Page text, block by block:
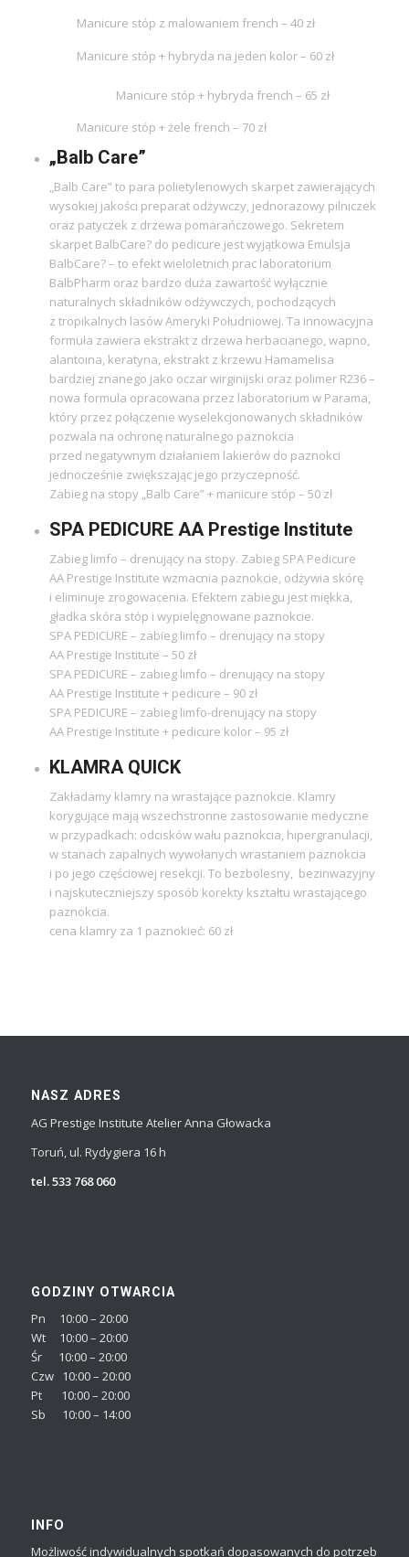
Manicure stóp z malowaniem french – 40 zł
Manicure stóp + hybryda na jeden kolor – 60 zł
Manicure stóp + hybryda french – 65 zł
Manicure stóp + żele french – 70 zł
„Balb Care”
„Balb Care” to para polietylenowych skarpet zawierających
wysokiej jakości preparat odżywczy, jednorazowy pilniczek
oraz patyczek z drzewa pomarańczowego. Sekretem
skarpet BalbCare? do pedicure jest wyjątkowa Emulsja
BalbCare? – to efekt wieloletnich prac laboratorium
BalbPharm oraz bardzo duża zawartość wyłącznie
naturalnych składników odżywczych, pochodzących
z tropikalnych lasów Ameryki Południowej. Ta innowacyjna
formuła zawiera ekstrakt z drzewa herbacianego, wapno,
alantoina, keratyna, ekstrakt z krzewu Hamamelisa
bardziej znanego jako oczar wirginijski oraz polimer R236 –
nowa formula opracowana przez laboratorium w Parama,
który przez połączenie wyselekcjonowanych składników
pozwala na ochronę naturalnego paznokcia
przed negatywnym działaniem lakierów do paznokci
jednocześnie zwiększając jego przyczepność.
Zabieg na stopy „Balb Care” + manicure stóp – 50 zł
SPA PEDICURE AA Prestige Institute
Zabieg limfo – drenujący na stopy. Zabieg SPA Pedicure
AA Prestige Institute wzmacnia paznokcie, odżywia skórę
i eliminuje zrogowacenia. Efektem zabiegu jest miękka,
gładka skóra stóp i wypielęgnowane paznokcie.
SPA PEDICURE – zabieg limfo – drenujący na stopy
AA Prestige Institute – 50 zł
SPA PEDICURE – zabieg limfo – drenujący na stopy
AA Prestige Institute + pedicure – 90 zł
SPA PEDICURE – zabieg limfo-drenujący na stopy
AA Prestige Institute + pedicure kolor – 95 zł
KLAMRA QUICK
Zakładamy klamry na wrastające paznokcie. Klamry
korygujące mają wszechstronne zastosowanie medyczne
w przypadkach: odcisków wału paznokcia, hipergranulacji,
w stanach zapalnych wywołanych wrastaniem paznokcia
i po jego częściowej resekcji. To bezbolesny, bezinwazyjny
i najskuteczniejszy sposób korekty kształtu wrastającego
paznokcia.
cena klamry za 1 paznokieć: 60 zł
NASZ ADRES
AG Prestige Institute Atelier Anna Głowacka
Toruń, ul. Rydygiera 16 h
tel. 533 768 060
GODZINY OTWARCIA
Pn 10:00 – 20:00
Wt 10:00 – 20:00
Śr 10:00 – 20:00
Czw 10:00 – 20:00
Pt 10:00 – 20:00
Sb 10:00 – 14:00
INFO
Możliwość indywidualnych spotkań dopasowanych do potrzeb